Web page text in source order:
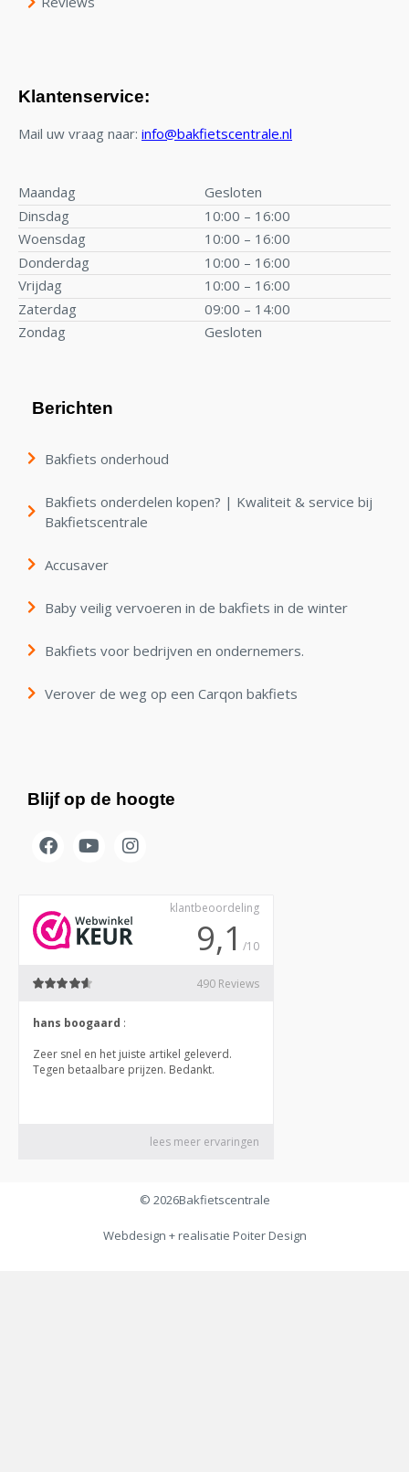
Klantenservice:
Mail uw vraag naar: info@bakfietscentrale.nl
Maandag
Gesloten
Dinsdag
10:00 – 16:00
Woensdag
10:00 – 16:00
Donderdag
10:00 – 16:00
Vrijdag
10:00 – 16:00
Zaterdag
09:00 – 14:00
Zondag
Gesloten
Berichten
Bakfiets onderhoud
Bakfiets onderdelen kopen? | Kwaliteit & service bij
Bakfietscentrale
Accusaver
Baby veilig vervoeren in de bakfiets in de winter
Bakfiets voor bedrijven en ondernemers.
Verover de weg op een Carqon bakfiets
Blijf op de hoogte
© 2026Bakfietscentrale
Webdesign + realisatie Poiter Design